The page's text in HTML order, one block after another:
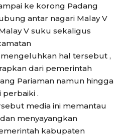
ke korong Padang
antar nagari Malay V
V suku sekaligus
hal tersebut ,
dari pemerintah
Pariaman namun hingga
perbaiki .
media ini memantau
menyayangkan
kabupaten